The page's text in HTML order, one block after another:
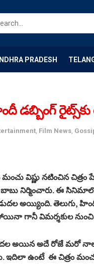
PRADESH
డబ్బింగ్‌ రైట్స్‌కు
, Film News,
విష్ణు నటించిన చిత్రం
నిర్మించారు. ఈ
అయ్యింది.
గానీ విమర్శకుల
అయిన అదే రోజే మరో
ఇదిలా ఉంటే ఈ చిత్రం